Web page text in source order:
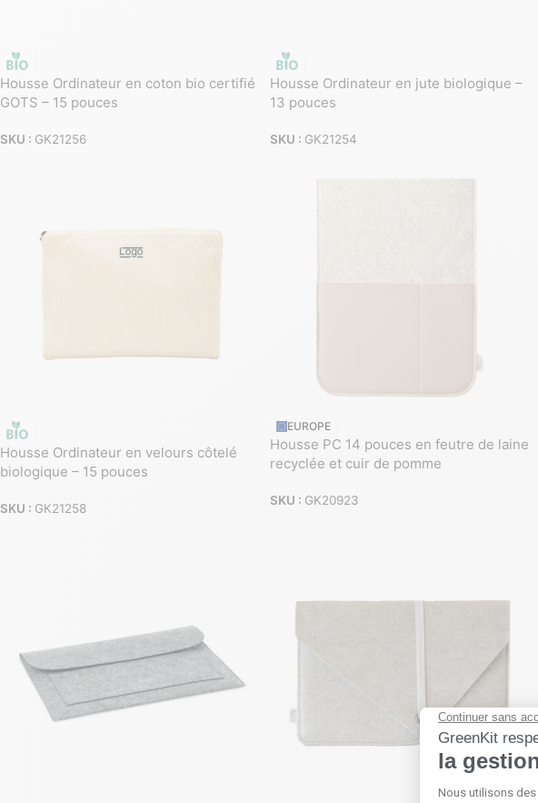
Housse Ordinateur en coton bio certifié
GOTS – 15 pouces
SKU : GK21256
Housse Ordinateur en jute biologique –
13 pouces
SKU : GK21254
Housse Ordinateur en velours côtelé
biologique – 15 pouces
SKU : GK21258
EUROPE
Housse PC 14 pouces en feutre de laine
recyclée et cuir de pomme
SKU : GK20923